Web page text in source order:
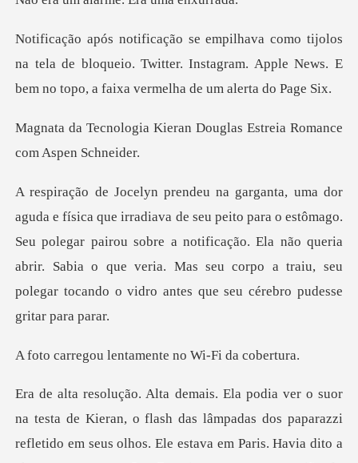
na tela de bloqueio. Twitter. Instagram. Apple News. E
eran Douglas Estreia Rom
ra o estômago.
Seu polegar pairou sobre a notificação. Ela não queria
abrir. Sabia o que veria. M
lentamente no Wi
o flash das lâmpadas dos paparazzi
refletido em seus olhos. Ele estava em Par